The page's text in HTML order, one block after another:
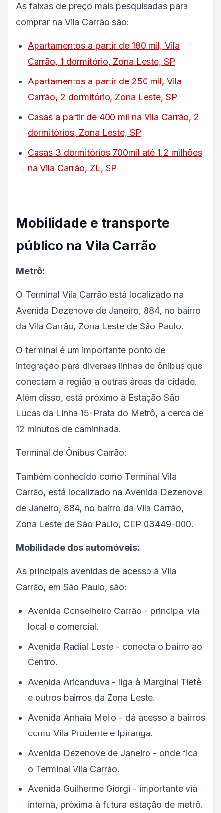
As faixas de preço mais pesquisadas para
comprar na Vila Carrão são:
Apartamentos a partir de 180 mil, Vila
Carrão, 1 dormitório, Zona Leste, SP
Apartamentos a partir de 250 mil, Vila
Carrão, 2 dormitório, Zona Leste, SP
Casas a partir de 400 mil na Vila Carrão, 2
dormitórios, Zona Leste, SP
Casas 3 dormitórios 700mil até 1.2 milhões
na Vila Carrão, ZL, SP
Mobilidade e transporte
público na Vila Carrão
Metrô:
O Terminal Vila Carrão está localizado na
Avenida Dezenove de Janeiro, 884, no bairro
da Vila Carrão, Zona Leste de São Paulo.
O terminal é um importante ponto de
integração para diversas linhas de ônibus que
conectam a região a outras áreas da cidade.
Além disso, está próximo à Estação São
Lucas da Linha 15-Prata do Metrô, a cerca de
12 minutos de caminhada.
Terminal de Ônibus Carrão:
Também conhecido como Terminal Vila
Carrão, está localizado na Avenida Dezenove
de Janeiro, 884, no bairro da Vila Carrão,
Zona Leste de São Paulo, CEP 03449-000.
Mobilidade dos automóveis:
As principais avenidas de acesso à Vila
Carrão, em São Paulo, são:
Avenida Conselheiro Carrão - principal via
local e comercial.
Avenida Radial Leste - conecta o bairro ao
Centro.
Avenida Aricanduva - liga à Marginal Tietê
e outros bairros da Zona Leste.
Avenida Anhaia Mello - dá acesso a bairros
como Vila Prudente e Ipiranga.
Avenida Dezenove de Janeiro - onde fica
o Terminal Vila Carrão.
Avenida Guilherme Giorgi - importante via
interna, próxima à futura estação de metrô.